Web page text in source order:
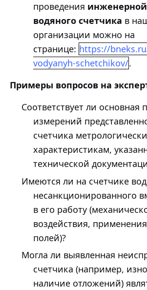
проведения
водяного счетчика в
организации можно на
странице: https://
vodyanyh-schetchikov/.
Примеры вопросов на
Соответствует ли основная
измерений
счетчика
характеристикам,
технической
Имеются ли на счетчике
несанкционированного
в его работу
воздействия,
полей)?
Могла ли выявленная
счетчика (например,
наличие отложений)